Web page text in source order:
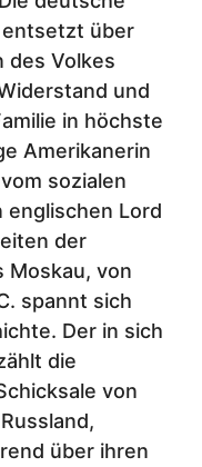
entsetzt über
des Volkes
und
in höchste
Amerikanerin
sozialen
englischen Lord
der
Moskau, von
spannt sich
Der in sich
die
von
über ihren